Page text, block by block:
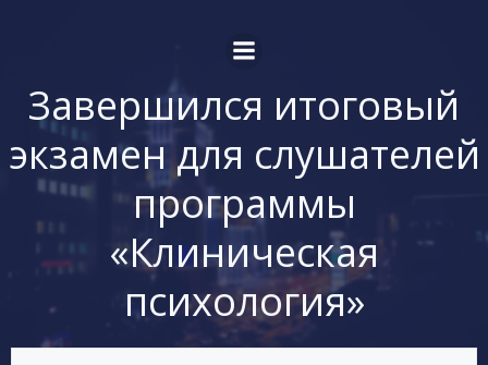
к
содержимому
Завершился итоговый
экзамен для слушателей
программы
«Клиническая
психология»